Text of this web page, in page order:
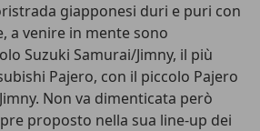
giapponesi duri e puri con
a venire in mente sono
Suzuki Samurai/Jimny, il più
Pajero, con il piccolo Pajero
Non va dimenticata però
proposto nella sua line-up dei